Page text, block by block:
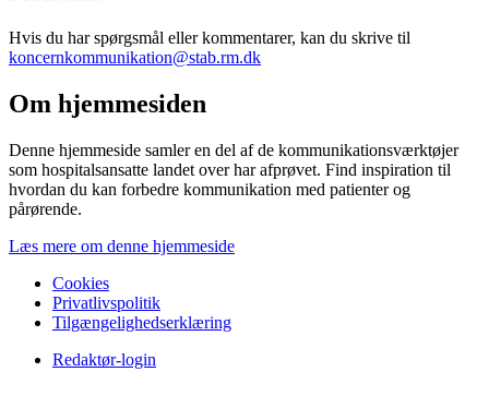
Hvis du har spørgsmål eller kommentarer, kan du skrive til
koncernkommunikation@stab.rm.dk
Om hjemmesiden
Denne hjemmeside samler en del af de kommunikationsværktøjer
som hospitalsansatte landet over har afprøvet. Find inspiration til
hvordan du kan forbedre kommunikation med patienter og
pårørende.
Læs mere om denne hjemmeside
Cookies
Privatlivspolitik
Tilgængelighedserklæring
Redaktør-login